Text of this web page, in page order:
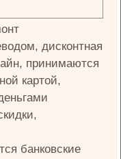
дисконтная
принимаются
картой,
банковские